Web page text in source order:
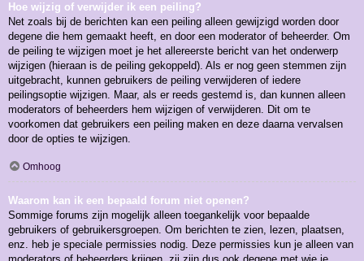
Hoe wijzig of verwijder ik een peiling?
Net zoals bij de berichten kan een peiling alleen gewijzigd worden door
degene die hem gemaakt heeft, en door een moderator of beheerder. Om
de peiling te wijzigen moet je het allereerste bericht van het onderwerp
wijzigen (hieraan is de peiling gekoppeld). Als er nog geen stemmen zijn
uitgebracht, kunnen gebruikers de peiling verwijderen of iedere
peilingsoptie wijzigen. Maar, als er reeds gestemd is, dan kunnen alleen
moderators of beheerders hem wijzigen of verwijderen. Dit om te
voorkomen dat gebruikers een peiling maken en deze daarna vervalsen
door de opties te wijzigen.
Omhoog
Waarom kan ik een bepaald forum niet openen?
Sommige forums zijn mogelijk alleen toegankelijk voor bepaalde
gebruikers of gebruikersgroepen. Om berichten te zien, lezen, plaatsen,
enz. heb je speciale permissies nodig. Deze permissies kun je alleen van